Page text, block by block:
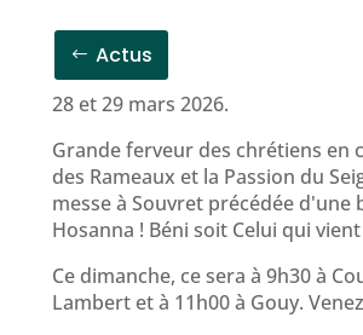
Actus
28 et 29 mars 2026.
Grande ferveur des chrétiens en
des Rameaux et la Passion du
messe à Souvret précédée d'une
Hosanna ! Béni soit Celui qui
Ce dimanche, ce sera à 9h30 à
Lambert et à 11h00 à Gouy.